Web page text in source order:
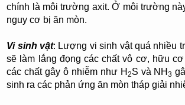
chính là môi trường axit. Ở môi trường
nguy cơ bị ăn mòn.
Vi sinh vật: Lượng vi sinh vật quá nhiều
sẽ làm lắng đọng các chất vô cơ, hữu
các chất gây ô nhiễm như H 2S và NH3
sinh ra các phản ứng ăn mòn tháp giải